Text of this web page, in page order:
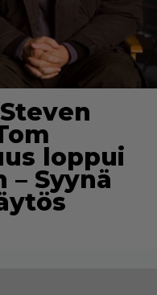
loppui
Syynä